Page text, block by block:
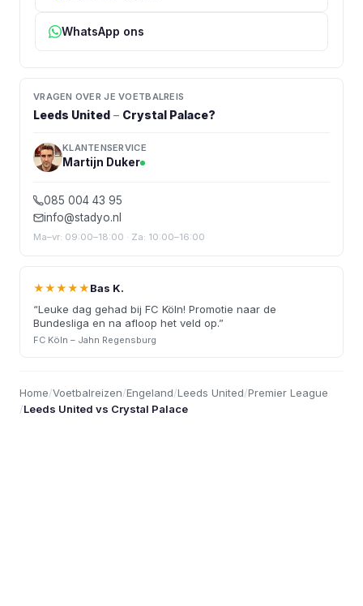
WhatsApp ons
VRAGEN OVER JE VOETBALREIS
Leeds United – Crystal Palace?
KLANTENSERVICE
Martijn Duker
085 004 43 95
info@stadyo.nl
Ma–vr: 09:00–18:00 · Za: 10:00–16:00
★★★★★Bas K.
“Leuke dag gehad bij FC Köln! Promotie naar de
Bundesliga en na afloop het veld op.”
FC Köln – Jahn Regensburg
Home/Voetbalreizen/Engeland/Leeds United/Premier League
/Leeds United vs Crystal Palace